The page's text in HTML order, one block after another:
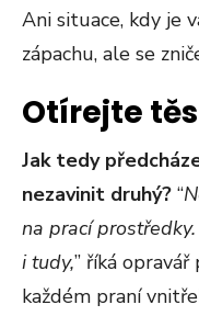
Ani situace, kdy je
zápachu, ale se
Otírejte
Jak tedy
nezavinit druhý? “
na prací
i tudy,” říká
každém praní